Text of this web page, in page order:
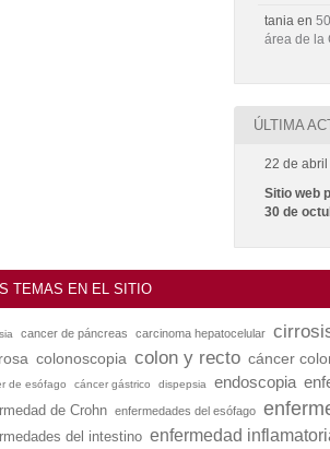
tania en
área de la
ÚLTIMA
22 de
Sitio web
30 de
TEMAS EN EL SITIO
cancer de páncreas carcinoma hepatocelular
colonoscopia colon y recto cáncer
de esófago cáncer gástrico dispepsia endoscopia
de Crohn enfermedades del esófago
del intestino enfermedad